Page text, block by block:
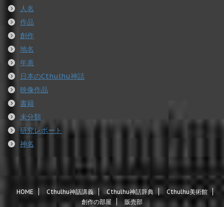
人名
作品
創作
地名
年表
日本のCthulhu神話
映像作品
書籍
未分類
研究レポート
神名
HOME Cthulhu神話講義 Cthulhu神話辞典
Cthulhu美術館
創作の部屋
販売部